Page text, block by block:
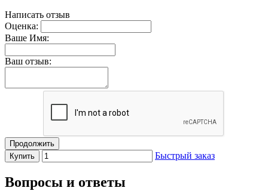
Написать отзыв
Оценка:
Ваше Имя:
Ваш отзыв:
Продолжить
Купить
Быстрый заказ
Вопросы и ответы